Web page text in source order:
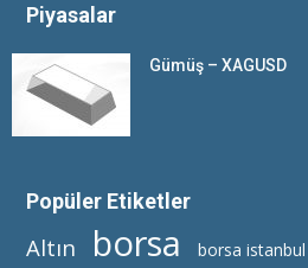
Piyasalar
Gümüş – XAGUSD
Popüler Etiketler
Altın borsa borsa istanbul